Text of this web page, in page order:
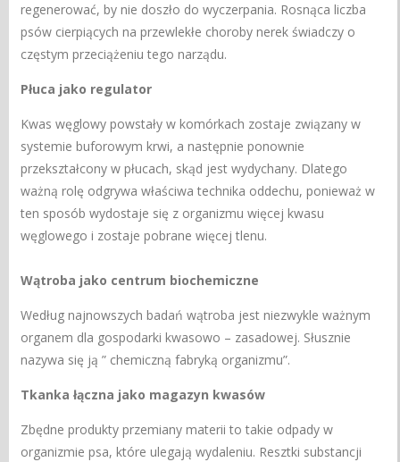
regenerować, by nie doszło do wyczerpania. Rosnąca liczba
psów cierpiących na przewlekłe choroby nerek świadczy o
częstym przeciążeniu tego narządu.
Płuca jako regulator
Kwas węglowy powstały w komórkach zostaje związany w
systemie buforowym krwi, a następnie ponownie
przekształcony w płucach, skąd jest wydychany. Dlatego
ważną rolę odgrywa właściwa technika oddechu, ponieważ w
ten sposób wydostaje się z organizmu więcej kwasu
węglowego i zostaje pobrane więcej tlenu.
Wątroba jako centrum biochemiczne
Według najnowszych badań wątroba jest niezwykle ważnym
organem dla gospodarki kwasowo – zasadowej. Słusznie
nazywa się ją ” chemiczną fabryką organizmu”.
Tkanka łączna jako magazyn kwasów
Zbędne produkty przemiany materii to takie odpady w
organizmie psa, które ulegają wydaleniu. Resztki substancji